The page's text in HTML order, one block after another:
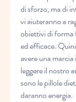
di sforzo, ma di
vi aiuteranno a
obiettivi di forma
ed efficace.
avere una
leggere il nostro
sono le pillole
daranno energia.